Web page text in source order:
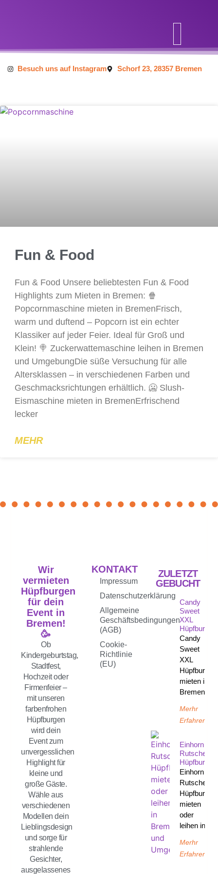
Besuch uns auf Instagram Schorf 23, 28357 Bremen
Fun & Food
Fun & Food Unsere beliebtesten Fun & Food
Highlights zum Mieten in Bremen: 🍿
Popcornmaschine mieten in BremenFrisch,
warm und duftend – Popcorn ist ein echter
Klassiker auf jeder Feier. Ideal für Groß und
Klein! 🍭 Zuckerwattemaschine leihen in Bremen
und UmgebungDie süße Versuchung für alle
Altersklassen – in verschiedenen Farben und
Geschmacksrichtungen erhältlich. 🥶 Slush-
Eismaschine mieten in BremenErfrischend
lecker
MEHR
Wir
vermieten
Hüpfburgen
für dein
Event in
Bremen!
🥳
Ob
Kindergeburtstag,
Stadtfest,
Hochzeit oder
Firmenfeier –
mit unseren
farbenfrohen
Hüpfburgen
wird dein
Event zum
unvergesslichen
Highlight für
kleine und
große Gäste.
Wähle aus
verschiedenen
Modellen dein
Lieblingsdesign
und sorge für
strahlende
Gesichter,
ausgelassenes
KONTAKT
Impressum
Datenschutzerklärung
Allgemeine
Geschäftsbedingungen
(AGB)
Cookie-
Richtlinie
(EU)
ZULETZT
GEBUCHT
Candy
Sweet
XXL
Hüpfburg
Candy
Sweet
XXL
Hüpfburg
mieten in
Bremen
Merhr
Erfahren
Einhorn
Rutsche
Hüpfburg
Einhorn
Rutsche
Hüpfburg
mieten
oder
leihen in
Merhr
Erfahren